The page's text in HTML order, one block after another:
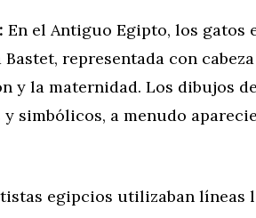
En el Antiguo Egipto, los gatos
representada con
y la maternidad. Los dibujos
simbólicos, a menudo
egipcios utilizaban líneas